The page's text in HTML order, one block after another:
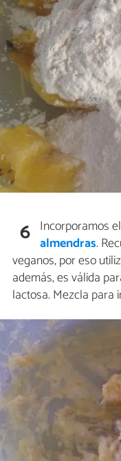
6 Incorporamos
almendras.
veganos, por eso
además, es válida
lactosa. Mezcla para